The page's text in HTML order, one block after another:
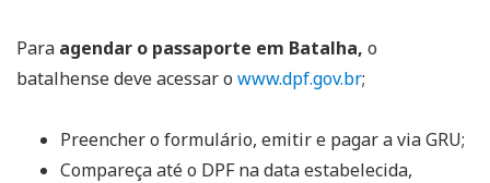
Para agendar o passaporte em Batalha, o
batalhense deve acessar o www.dpf.gov.br;
Preencher o formulário, emitir e pagar a via GRU;
Compareça até o DPF na data estabelecida,